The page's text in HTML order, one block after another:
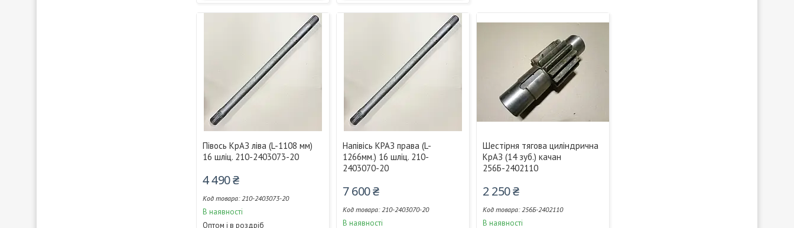
Півось КрАЗ ліва (L-1108 мм)
16 шліц. 210-2403073-20
4 490 ₴
210-2403073-20
В наявності
Оптом і в роздріб
Напівісь КРАЗ права (L-
1266мм.) 16 шліц. 210-
2403070-20
7 600 ₴
210-2403070-20
В наявності
Шестірня тягова циліндрична
КрАЗ (14 зуб.) качан
256Б-2402110
2 250 ₴
256Б-2402110
В наявності